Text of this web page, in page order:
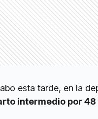
esta tarde, en la
intermedio por